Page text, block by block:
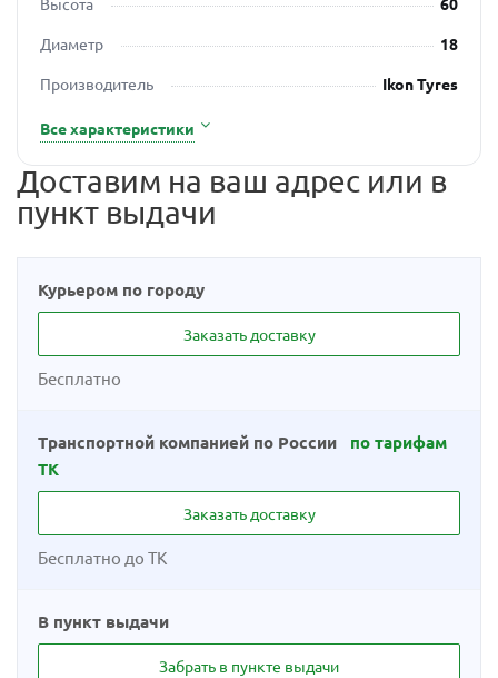
Диаметр
18
Производитель
Ikon Tyres
Все характеристики
Доставим на ваш адрес или в
пункт выдачи
Курьером по городу
Бесплатно
Заказать доставку
Транспортной компанией по России
по тарифам
ТК
Бесплатно до ТК
Заказать доставку
В пункт выдачи
Забрать в пункте выдачи